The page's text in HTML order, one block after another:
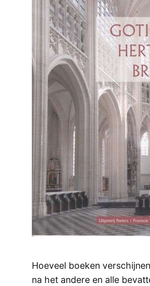
Hoeveel boeken
na het andere en alle